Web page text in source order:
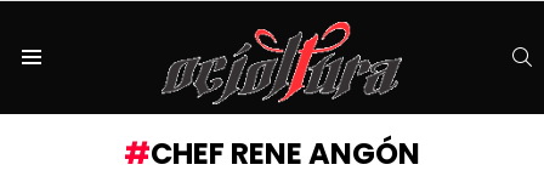
CHEF RENE ANGÓN